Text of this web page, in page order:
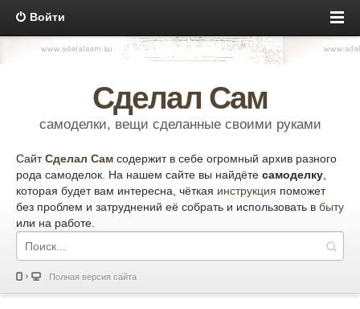
Войти
Сделал Сам
самоделки, вещи сделанные своими руками
СайтСделал Сам содержит в себе огромный архив разного
рода самоделок. На нашем сайте вы найдёте самоделку
которая будет вам интересна, чёткая инструкция поможет
без проблем и затруднений её собрать и использовать в быту
или на работе.
Полная версия сайта